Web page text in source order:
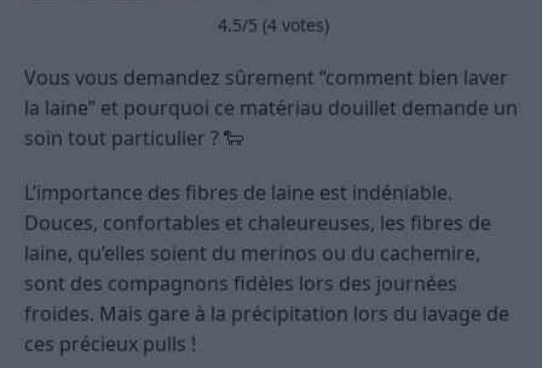
4.5/5 (4 votes)
Vous vous demandez sûrement “comment bien laver
la laine” et pourquoi ce matériau douillet demande un
soin tout particulier ? 🐑
L’importance des fibres de laine est indéniable.
Douces, confortables et chaleureuses, les fibres de
laine, qu’elles soient du merinos ou du cachemire,
sont des compagnons fidèles lors des journées
froides. Mais gare à la précipitation lors du lavage de
ces précieux pulls !